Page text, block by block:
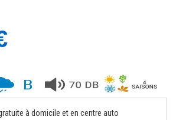
à domicile et en centre auto